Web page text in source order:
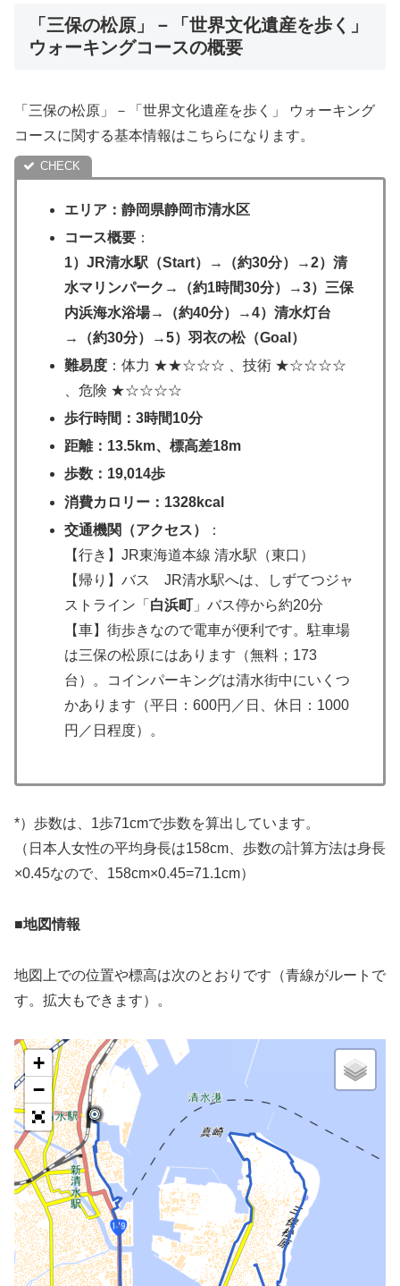
「三保の松原」－「世界文化遺産を歩く」
ウォーキングコースの概要
「三保の松原」－「世界文化遺産を歩く」 ウォーキング
コースに関する基本情報はこちらになります。
エリア：静岡県静岡市清水区
コース概要 ：
1）JR清水駅（Start）→（約30分）→2）清
水マリンパーク→（約1時間30分）→3）三保
内浜海水浴場→（約40分）→4）清水灯台
→（約30分）→5）羽衣の松（Goal）
難易度 ：体力 ★★☆☆☆ 、技術 ★☆☆☆☆
、危険 ★☆☆☆☆
歩行時間：3時間10分
距離：13.5km、標高差18m
歩数：19,014歩
消費カロリー：1328kcal
交通機関（アクセス）
：
【行き】JR東海道本線 清水駅（東口）
【帰り】バス JR清水駅へは、しずてつジャ
ストライン「 白浜町 」バス停から約20分
【車】街歩きなので電車が便利です。駐車場
は三保の松原にはあります（無料；173
台）。コインパーキングは清水街中にいくつ
かあります（平日：600円／日、休日：1000
円／日程度）。
*）歩数は、1歩71cmで歩数を算出しています。
（日本人女性の平均身長は158cm、歩数の計算方法は身長
×0.45なので、158cm×0.45=71.1cm）
■地図情報
地図上での位置や標高は次のとおりです（青線がルートで
す。拡大もできます）。
+
−